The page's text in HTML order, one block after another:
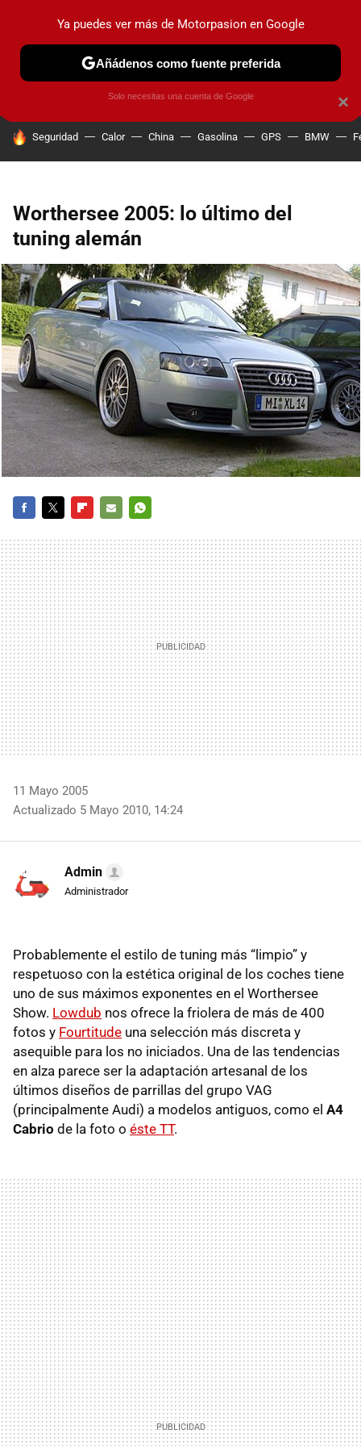
PRUEBAS COCHES ELÉCTRICOS OBSERVATORIO
HOY SE HABLA DE
Seguridad Calor China Gasolina GPS BMW
Worthersee 2005: lo último del
tuning alemán
MAIL
11 Mayo 2005
Actualizado 5 Mayo 2010, 14:24
Admin
Administrador
Probablemente el estilo de tuning más “limpio” y
respetuoso con la estética original de los coches tiene
uno de sus máximos exponentes en el Worthersee
Show. Lowdub nos ofrece la friolera de más de 400
fotos y Fourtitude una selección más discreta y
asequible para los no iniciados. Una de las tendencias
en alza parece ser la adaptación artesanal de los
últimos diseños de parrillas del grupo VAG
(principalmente Audi) a modelos antiguos, como el A4
Cabrio de la foto o éste TT.
×
Ya puedes ver más de Motorpasion en Google
Añádenos como fuente preferida
Solo necesitas una cuenta de Google